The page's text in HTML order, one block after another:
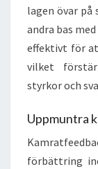
lagen övar på
andra bas
effektivt för
vilket
styrkor och
Uppmuntra
förbättring